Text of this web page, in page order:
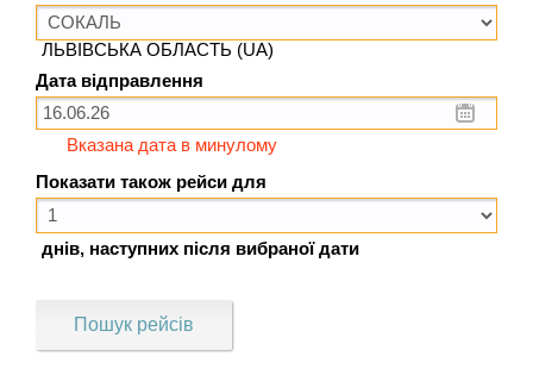
ЛЬВІВСЬКА ОБЛАСТЬ (UA)
Дата відправлення
Вказана дата в минулому
Показати також рейси для
днів, наступних після вибраної дати
Пошук рейсів